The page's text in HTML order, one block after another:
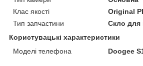
Клас якості
Original
Тип запчастини
Скло для
Користувацькі характеристики
Моделі телефона
Doogee